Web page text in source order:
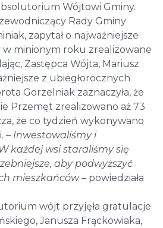
Wójtowi Gminy.
Rady Gminy
zapytał o najważniejsze
w minionym roku zrealizowane
Zastępca Wójta, Mariusz
z ubiegłorocznych
Gorzelniak zaznaczyła, że
Przemęt zrealizowano aż 73
że co tydzień wykonywano
– Inwestowaliśmy i
każdej wsi staraliśmy się
aby podwyższyć
mieszkańców– powiedziała
wójt przyjęła gratulacje
Janusza Frąckowiaka,